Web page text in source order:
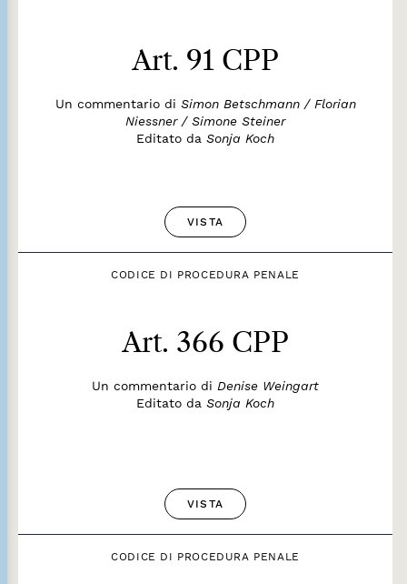
Art. 91 CPP
Un commentario di Simon Betschmann / Florian
Niessner / Simone Steiner
Editato da Sonja Koch
VISTA
CODICE DI PROCEDURA PENALE
Art. 366 CPP
Un commentario di Denise Weingart
Editato da Sonja Koch
VISTA
CODICE DI PROCEDURA PENALE